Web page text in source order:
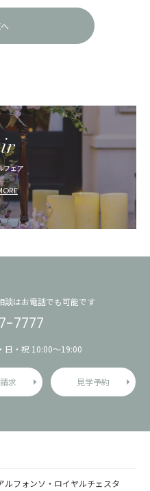
フェア
談はお電話でも可能です
7777
日・祝 10:00〜19:00
求 見学予約
ルフォンソ・ロイヤルチェスタ